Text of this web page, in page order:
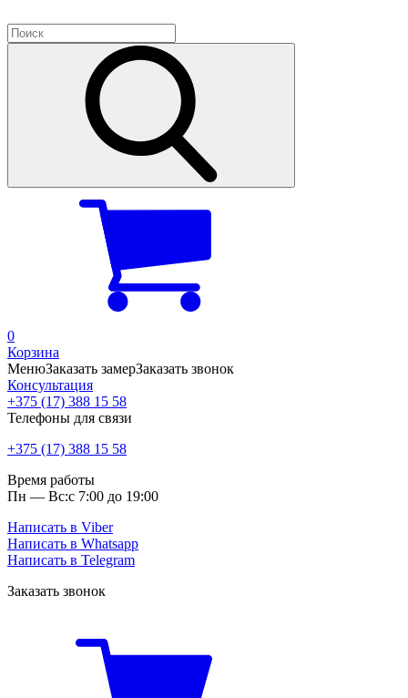
0
Корзина
МенюЗаказать замерЗаказать звонок
Консультация
+375 (17) 388 15 58
Телефоны для связи
+375 (17) 388 15 58
Время работы
Пн — Вс:с 7:00 до 19:00
Написать в Viber
Написать в Whatsapp
Написать в Telegram
Заказать звонок